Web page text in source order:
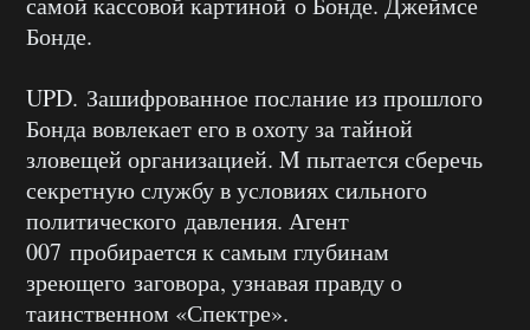
Бонде.
UPD. Зашифрованное послание из прошлого
Бонда вовлекает его в охоту за тайной
зловещей организацией. M пытается сберечь
секретную службу в условиях сильного
политического давления. Агент
007 пробирается к самым глубинам
зреющего заговора, узнавая правду о
таинственном «Спектре».